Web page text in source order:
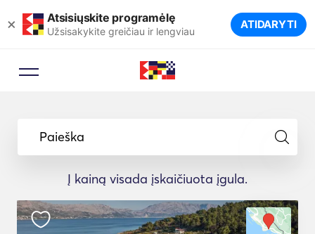
× Atsisiųskite programėlę
Užsisakykite greičiau ir lengviau ATIDARYTI
Paieška
Į kainą visada įskaičiuota įgula.